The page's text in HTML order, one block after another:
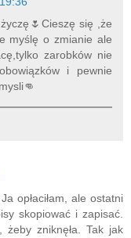
się ,że
myślę o zmianie ale
zarobków nie
i pewnie
opłaciłam, ale ostatni
skopiować i zapisać.
żeby zniknęła. Tak jak